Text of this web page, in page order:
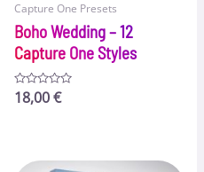
Capture One Presets
Boho Wedding – 12
Capture One Styles
Bewertet
mit
18,00€